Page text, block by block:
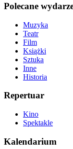
Polecane
Muzyka
Teatr
Film
Książki
Sztuka
Inne
Historia
Repertuar
Kino
Spektakle
Kalendarium